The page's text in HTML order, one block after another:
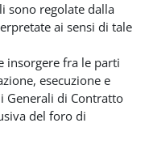
sono regolate dalla
ai sensi di tale
insorgere fra le parti
esecuzione e
Generali di Contratto
del foro di